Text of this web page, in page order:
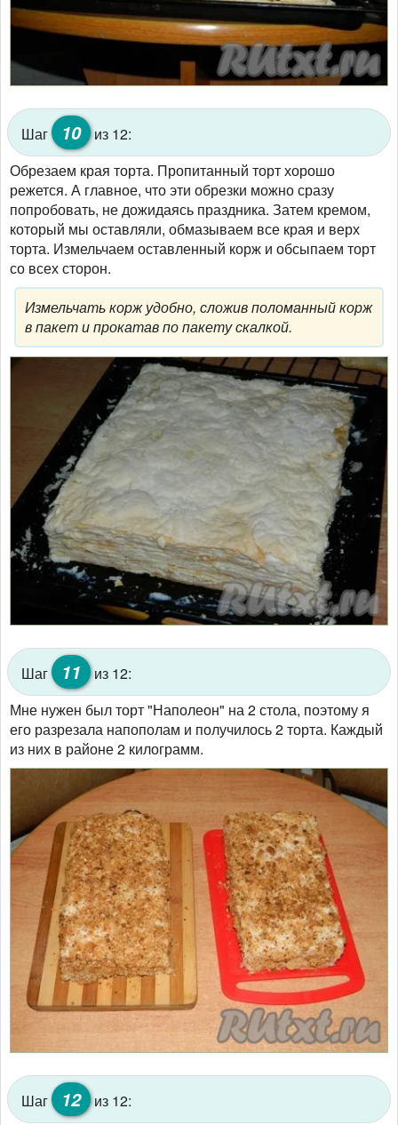
Шаг 10 из 12:
Обрезаем края торта. Пропитанный торт хорошо
режется. А главное, что эти обрезки можно сразу
попробовать, не дожидаясь праздника. Затем кремом,
который мы оставляли, обмазываем все края и верх
торта. Измельчаем оставленный корж и обсыпаем торт
со всех сторон.
Измельчать корж удобно, сложив поломанный корж
в пакет и прокатав по пакету скалкой.
Шаг 11 из 12:
Мне нужен был торт "Наполеон" на 2 стола, поэтому я
его разрезала напополам и получилось 2 торта. Каждый
из них в районе 2 килограмм.
Шаг 12 из 12: